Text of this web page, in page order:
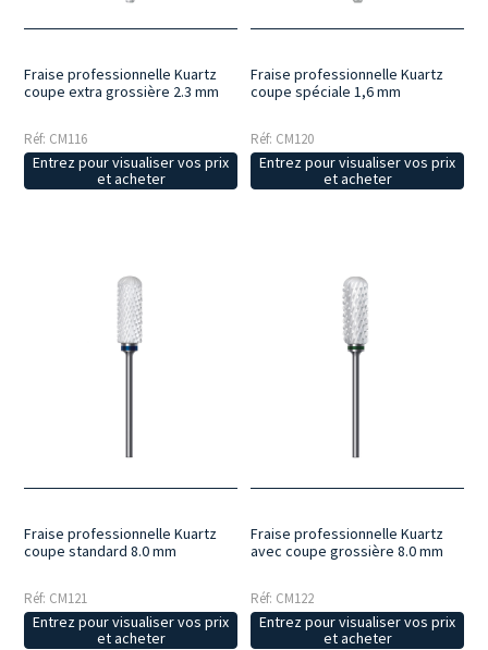
Fraise professionnelle Kuartz
coupe extra grossière 2.3 mm
Réf: CM116
Entrez pour visualiser vos prix
et acheter
Fraise professionnelle Kuartz
coupe spéciale 1,6 mm
Réf: CM120
Entrez pour visualiser vos prix
et acheter
Fraise professionnelle Kuartz
coupe standard 8.0 mm
Réf: CM121
Entrez pour visualiser vos prix
et acheter
Fraise professionnelle Kuartz
avec coupe grossière 8.0 mm
Réf: CM122
Entrez pour visualiser vos prix
et acheter